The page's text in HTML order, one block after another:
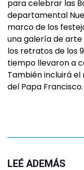
para celebrar las
departamental
marco de los
una galería de
los retratos de los
tiempo llevaron a
También incluirá
del Papa Francisco.
LEÉ ADEMÁS